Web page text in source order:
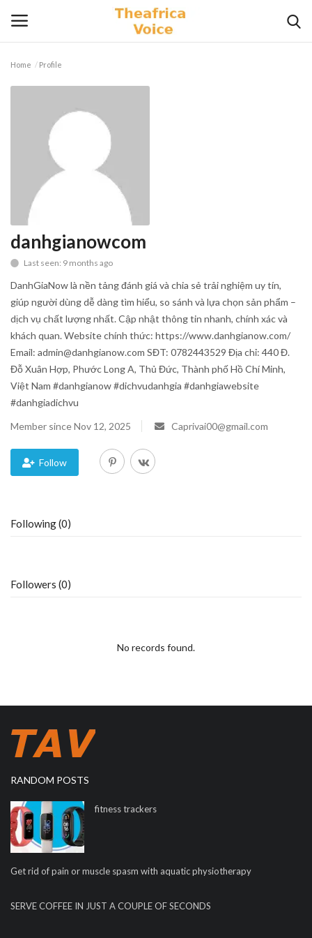
Videos
Lifestyle
Gallery
Blog
Trending
Fashion
News
Home Profile
danhgianowcom
Last seen: 9 months ago
DanhGiaNow là nền tảng đánh giá và chia sẻ trải nghiệm uy tín,
giúp người dùng dễ dàng tìm hiểu, so sánh và lựa chọn sản phẩm –
dịch vụ chất lượng nhất. Cập nhật thông tin nhanh, chính xác và
khách quan. Website chính thức: https://www.danhgianow.com/
Email: admin@danhgianow.com SĐT: 0782443529 Địa chỉ: 440 Đ.
Đỗ Xuân Hợp, Phước Long A, Thủ Đức, Thành phố Hồ Chí Minh,
Việt Nam #danhgianow #dichvudanhgia #danhgiawebsite
#danhgiadichvu
Member since Nov 12, 2025
Caprivai00@gmail.com
Follow
Following (0)
Followers (0)
No records found.
RANDOM POSTS
fitness trackers
Get rid of pain or muscle spasm with aquatic physiotherapy
SERVE COFFEE IN JUST A COUPLE OF SECONDS